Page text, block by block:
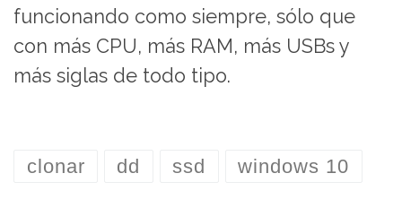
funcionando como siempre, sólo que
con más CPU, más RAM, más USBs y
más siglas de todo tipo.
clonar dd ssd windows 10